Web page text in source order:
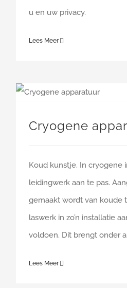
u en uw privacy.
Lees Meer
Cryogene
Koud kunstje. In cryogene
leidingwerk aan te pas.
gemaakt wordt van koude
laswerk in zo’n installatie
voldoen. Dit brengt onder
Lees Meer